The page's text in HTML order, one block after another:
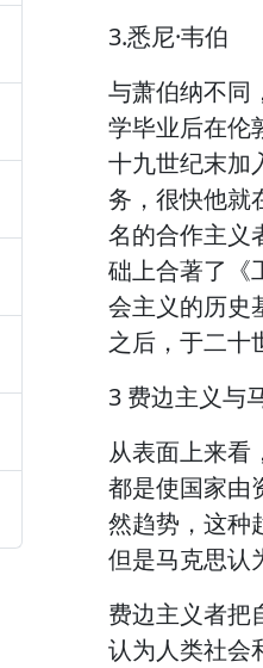
3.悉尼·韦伯
与萧伯纳不同
学毕业后在伦
十九世纪末加
务，很快他就
名的合作主义
础上合著了《
会主义的历史
之后，于二十
3 费边主义与
从表面上来看
都是使国家由
然趋势，这种
但是马克思认
费边主义者把
认为人类社会